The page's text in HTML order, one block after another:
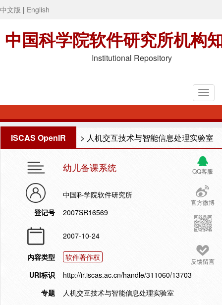
中文版 | English
中国科学院软件研究所机构
Institutional Repository
ISCAS OpenIR > 人机交互技术与智能信息处理实验室
QQ客服
官方微博
反馈留言
幼儿备课系统
中国科学院软件研究所
登记号
2007SR16569
2007-10-24
内容类型
软件著作权
URI标识
http://ir.iscas.ac.cn/handle/311060/13703
专题
人机交互技术与智能信息处理实验室